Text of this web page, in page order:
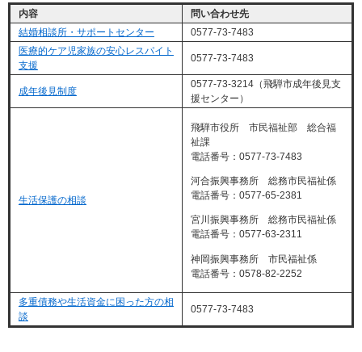
内容
問い合わせ先
結婚相談所・サポートセンター
0577-73-7483
医療的ケア児家族の安心レスパイト
支援
0577-73-7483
成年後見制度
0577-73-3214（飛騨市成年後見支
援センター）
生活保護の相談
飛騨市役所 市民福祉部 総合福
祉課
電話番号：0577-73-7483
河合振興事務所 総務市民福祉係
電話番号：0577-65-2381
宮川振興事務所 総務市民福祉係
電話番号：0577-63-2311
神岡振興事務所 市民福祉係
電話番号：0578-82-2252
多重債務や生活資金に困った方の相
談
0577-73-7483